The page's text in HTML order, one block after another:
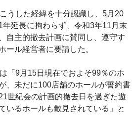
うした経緯を十分認識し、5月20
年延長に拘わらず、令和3年11月末
自主的撤去計画に賛同し、遵守す
ール経営者に要請した。
「9月15日現在でおよそ99％のホ
、未だに100店舗のホールが誓約書
世紀会の計画的撤去日を過ぎた遊
いるホールも散見されている」と